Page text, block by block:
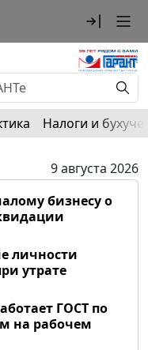
Налоги и
9 августа 2026
бизнесу о
личности
утрате
ГОСТ по
на рабочем